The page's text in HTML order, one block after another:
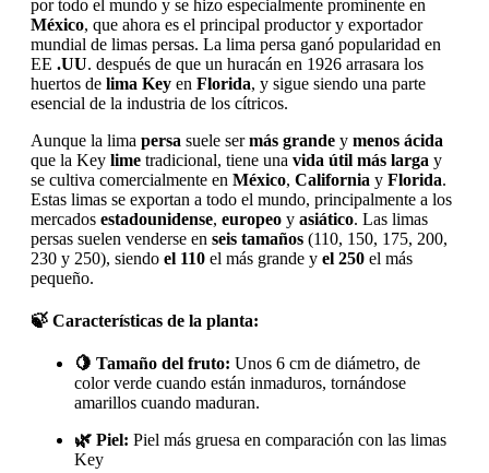
por todo el mundo y se hizo especialmente prominente en
México, que ahora es el principal productor y exportador
mundial de limas persas. La lima persa ganó popularidad en
EE .UU. después de que un huracán en 1926 arrasara los
huertos de lima Key en Florida, y sigue siendo una parte
esencial de la industria de los cítricos.
Aunque la lima persa suele sermás grande y menos ácida
que la Key lime tradicional, tiene una vida útil más larga y
se cultiva comercialmente en México, California y Florida.
Estas limas se exportan a todo el mundo, principalmente a los
mercados estadounidense, europeo y asiático. Las limas
persas suelen venderse en seis tamaños (110, 150, 175, 200,
230 y 250), siendo el 110 el más grande y el 250 el más
pequeño.
🍃 Características de la planta:
🍋 Tamaño del fruto: Unos 6 cm de diámetro, de
color verde cuando están inmaduros, tornándose
amarillos cuando maduran.
🌿 Piel: Piel más gruesa en comparación con las limas
Key